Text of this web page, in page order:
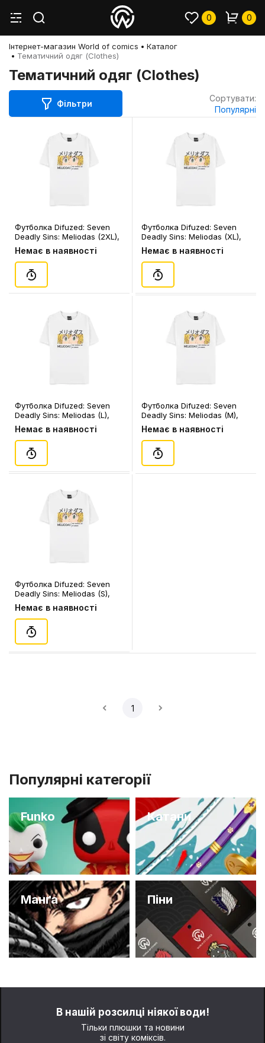
0 0
Інтернет-магазин World of comics
Каталог
Тематичний одяг (Clothes)
Тематичний одяг (Clothes)
Фільтри
Сортувати:
Популярні
Футболка Difuzed: Seven
Deadly Sins: Meliodas (2XL),
(366990)
Немає в наявності
Футболка Difuzed: Seven
Deadly Sins: Meliodas (XL),
(366983)
Немає в наявності
Футболка Difuzed: Seven
Deadly Sins: Meliodas (L),
(366976)
Немає в наявності
Футболка Difuzed: Seven
Deadly Sins: Meliodas (M),
(366969)
Немає в наявності
Футболка Difuzed: Seven
Deadly Sins: Meliodas (S),
(366952)
Немає в наявності
1
Популярні категорії
Funko Катани
Манґа Піни
В нашій розсилці ніякої води!
Тільки плюшки та новини
зі світу коміксів.